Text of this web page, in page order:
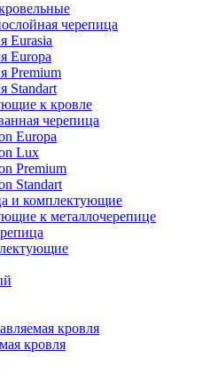
черепица
Eurasia
Europa
Premium
Standart
к кровле
черепица
Europa
Lux
Premium
Standart
и комплектующие
к металлочерепице
кровля
кровля